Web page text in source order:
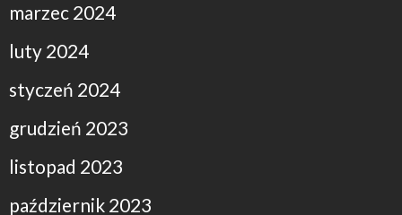
marzec 2024
luty 2024
styczeń 2024
grudzień 2023
listopad 2023
październik 2023